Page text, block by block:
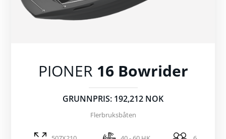
PIONER 16 Bowrider
GRUNNPRIS: 192,212 NOK
Flerbruksbåten